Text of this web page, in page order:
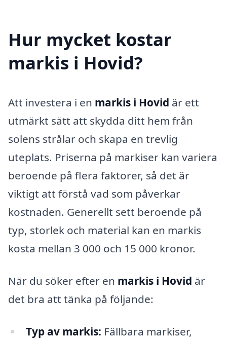
Hur mycket kostar
markis i Hovid?
Att investera i en markis i Hovid är ett
utmärkt sätt att skydda ditt hem från
solens strålar och skapa en trevlig
uteplats. Priserna på markiser kan variera
beroende på flera faktorer, så det är
viktigt att förstå vad som påverkar
kostnaden. Generellt sett beroende på
typ, storlek och material kan en markis
kosta mellan 3 000 och 15 000 kronor.
När du söker efter en markis i Hovid är
det bra att tänka på följande:
Typ av markis: Fällbara markiser,